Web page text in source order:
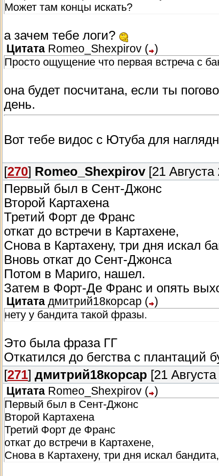
Может там концы искать?
а зачем тебе логи?
Цитата Romeo_Shexpirov ( )
Просто ощущение что первая встреча с
она будет посчитана, если ты
день.
Вот тебе видос с Ютуба для
[270] Romeo_Shexpirov[21 Августа
Первый был в Сент-Джонс
Второй Картахена
Третий Форт де Франс
откат до встречи в Картахене,
Снова в Картахену, три дня искал
Вновь откат до Сент-Джонса
Потом в Мариго, нашел.
Затем в Форт-Де Франс и опять
Цитата дмитрий18корсар ( )
нету у бандита такой фразы.
Это была фраза ГГ
Откатился до бегства с плантаций
[271] дмитрий18корсар [21
Цитата Romeo_Shexpirov ( )
Первый был в Сент-Джонс
Второй Картахена
Третий Форт де Франс
откат до встречи в Картахене,
Снова в Картахену, три дня искал